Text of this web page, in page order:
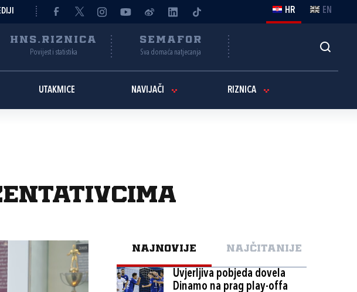
HR EN
HNS.RIZNICA
Povijest i statistika
SEMAFOR
Sva domaća natjecanja
UTAKMICE NAVIJAČI RIZNICA
NAJNOVIJE NAJČITANIJE
Uvjerljiva pobjeda dovela
Dinamo na prag play-offa